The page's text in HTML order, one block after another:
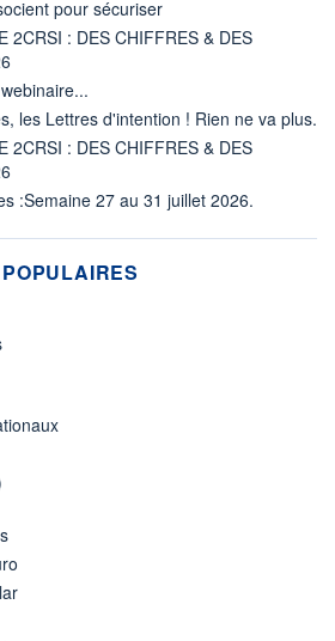
pour sécuriser
2CRSI : DES CHIFFRES & DES
les Lettres d'intention ! Rien ne va plus.
2CRSI : DES CHIFFRES & DES
:Semaine 27 au 31 juillet 2026.